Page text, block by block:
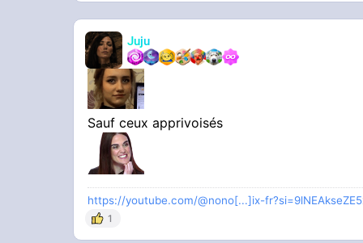
Juju
Sauf ceux apprivoisés
https://youtube.com/@nono[...]ix-
1